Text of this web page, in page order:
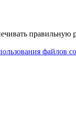
правильную
файлов